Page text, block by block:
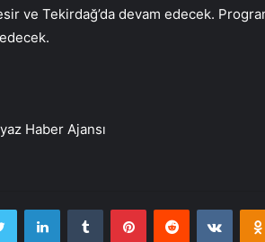
ve Tekirdağ’da devam edecek.
Haber Ajansı
Twitter LinkedInTumblr PinterestReddit